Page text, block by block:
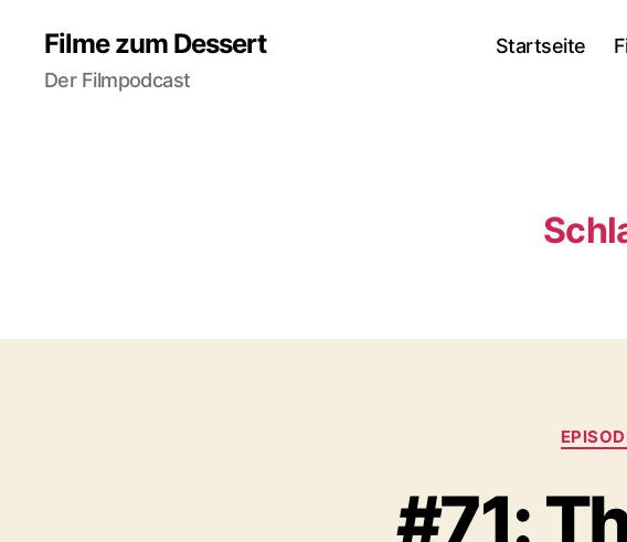
Filme zum Dessert
Der Filmpodcast
Startseite
#71: